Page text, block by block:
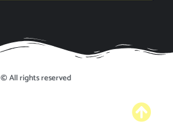
© All rights reserved